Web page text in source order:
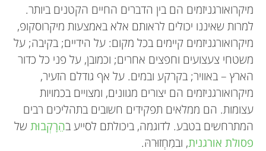
מיקרואורגניזמים הם בין הדברים החיים הקטנים ביותר.
למרות שאיננו יכולים לראותם אלא באמצעות מיקרוסקופ,
מיקרואורגניזמים קיימים בכל מקום: על הידיים; בקיבה; על
משטחי צעצועים וחפצים אחרים; וכמובן, על פני כל כדור
הארץ – באוויר; בקרקע ובמים. על אף גודלם הזעיר,
מיקרואורגניזמים הם יצורים מגוונים, ומצויים בכמויות
עצומות. הם ממלאים תפקידים חשובים בתהליכים רבים
המתרחשים בטבע. לדוגמה, ביכולתם לסייע בהֵרָקְבוּתשל
פסולת אורגנית, ובמִחְזוּרהּ.